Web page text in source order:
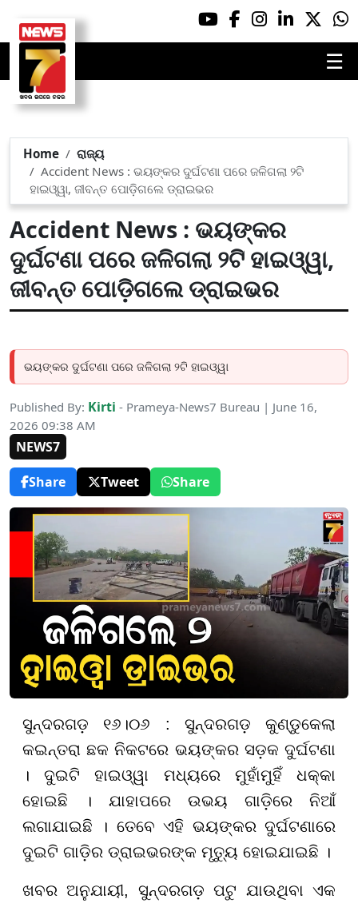
☰
Home
ରାଜ୍ୟ
Accident News : ଭୟଙ୍କର ଦୁର୍ଘଟଣା ପରେ ଜଳିଗଲା ୨ଟି
ହାଇଓ୍ୱା, ଜୀବନ୍ତ ପୋଡ଼ିଗଲେ ଡ୍ରାଇଭର
Accident News : ଭୟଙ୍କର
ଦୁର୍ଘଟଣା ପରେ ଜଳିଗଲା ୨ଟି ହାଇଓ୍ୱା,
ଜୀବନ୍ତ ପୋଡ଼ିଗଲେ ଡ୍ରାଇଭର
ଭୟଙ୍କର ଦୁର୍ଘଟଣା ପରେ ଜଳିଗଲା ୨ଟି ହାଇଓ୍ୱା
Published By: Kirti - Prameya-News7 Bureau | June 16,
2026 09:38 AM
NEWS7
Share
Tweet Share
ସୁନ୍ଦରଗଡ଼ ୧୬।୦୬ : ସୁନ୍ଦରଗଡ଼ କୁଣ୍ଡୁକେଲା
କଇନ୍ତରା ଛକ ନିକଟରେ ଭୟଙ୍କର ସଡ଼କ ଦୁର୍ଘଟଣା
। ଦୁଇଟି ହାଇଓ୍ୱା ମଧ୍ୟରେ ମୁହାଁମୁହିଁ ଧକ୍କା
ହୋଇଛି । ଯାହାପରେ ଉଭୟ ଗାଡ଼ିରେ ନିଆଁ
ଲଗାଯାଇଛି । ତେବେ ଏହି ଭୟଙ୍କର ଦୁର୍ଘଟଣାରେ
ଦୁଇଟି ଗାଡ଼ିର ଡ୍ରାଇଭରଙ୍କ ମୃତ୍ୟୁ ହୋଇଯାଇଛି ।
ଖବର ଅନୁଯାୟୀ, ସୁନ୍ଦରଗଡ଼ ପଟୁ ଯାଉଥିବା ଏକ